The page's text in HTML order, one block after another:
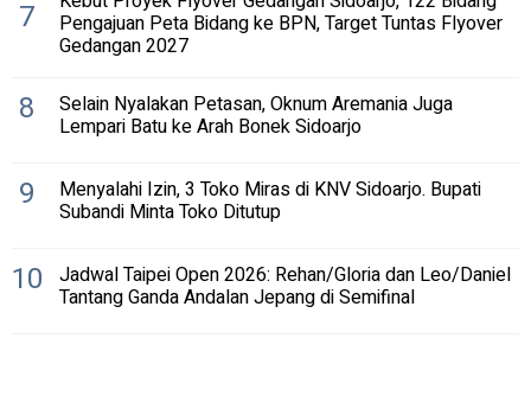
7 Pengajuan Peta Bidang ke BPN, Target Tuntas Flyover
Gedangan 2027
8 Selain Nyalakan Petasan, Oknum Aremania Juga
Lempari Batu ke Arah Bonek Sidoarjo
9 Menyalahi Izin, 3 Toko Miras di KNV Sidoarjo. Bupati
Subandi Minta Toko Ditutup
10 Jadwal Taipei Open 2026: Rehan/Gloria dan Leo/Daniel
Tantang Ganda Andalan Jepang di Semifinal